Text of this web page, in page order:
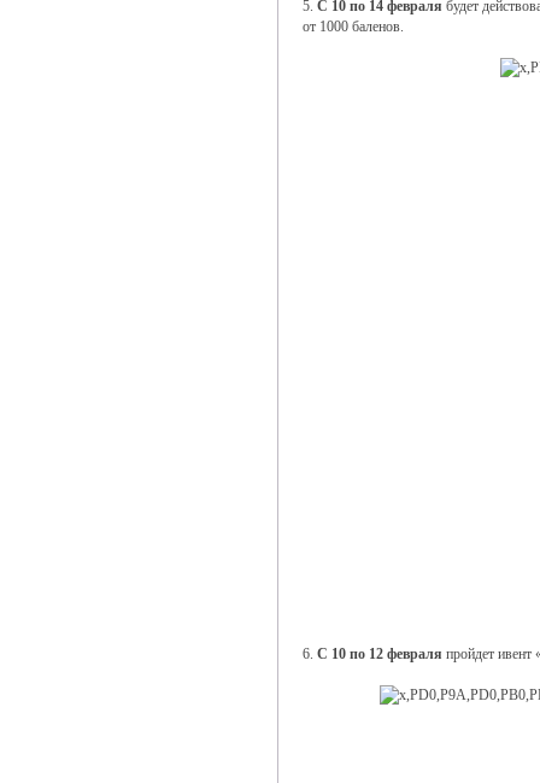
5. С 10 по 14 февраля будет
от 1000 баленов.
6. С 10 по 12 февраля пройдет ивент